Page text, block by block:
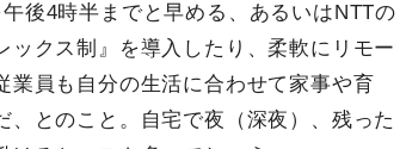
後4時半までと早める、あるいはNTTの
クス制』を導入したり、柔軟にリモー
業員も自分の生活に合わせて家事や育
とのこと。自宅で夜（深夜）、残った